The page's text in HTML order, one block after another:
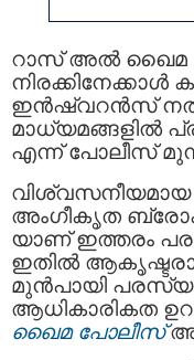
റാസ്‌ അൽ ഖൈമ :
ഇൻഷ്വറൻസ്
മാധ്യമങ്ങളിൽ
എന്ന് പോലീസ്
അംഗീകൃത
യാണ് ഇത്തരം
ഇതിൽ
മുൻപായി
ആധികാരികത
ഖൈമ പോലീസ്